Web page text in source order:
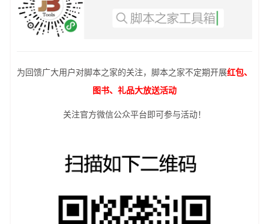
为回馈广大用户对脚本之家的关注，脚本之家不定期开展红包、
图书、礼品大放送活动
关注官方微信公众平台即可参与活动！